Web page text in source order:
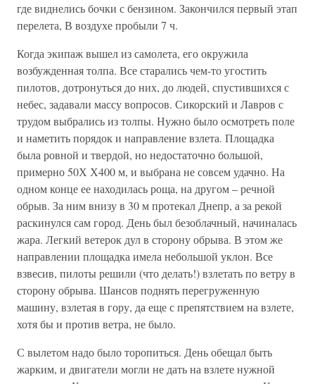
где виднелись бочки с бензином. Закончился первый этап
перелета, В воздухе пробыли 7 ч.
Когда экипаж вышел из самолета, его окружила
возбужденная толпа. Все старались чем-то угостить
пилотов, дотронуться до них, до людей, спустившихся с
небес, задавали массу вопросов. Сикорский и Лавров с
трудом выбрались из толпы. Нужно было осмотреть поле
и наметить порядок и направление взлета. Площадка
была ровной и твердой, но недостаточно большой,
примерно 50Х Х400 м, и выбрана не совсем удачно. На
одном конце ее находилась роща, на другом – речной
обрыв. За ним внизу в 30 м протекал Днепр, а за рекой
раскинулся сам город. День был безоблачный, начиналась
жара. Легкий ветерок дул в сторону обрыва. В этом же
направлении площадка имела небольшой уклон. Все
взвесив, пилоты решили (что делать!) взлетать по ветру в
сторону обрыва. Шансов поднять перегруженную
машину, взлетая в гору, да еще с препятствием на взлете,
хотя бы и против ветра, не было.
С вылетом надо было торопиться. День обещал быть
жарким, и двигатели могли не дать на взлете нужной